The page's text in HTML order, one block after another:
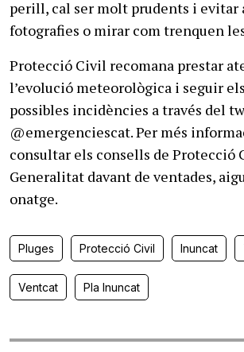
perill, cal ser molt prudents i evitar
fotografies o mirar com trenquen
Protecció Civil recomana prestar
l’evolució meteorològica i seguir
possibles incidències a través del
@emergenciescat. Per més
consultar els consells de Protecció
Generalitat davant de ventades,
onatge.
Pluges Protecció Civil Inuncat
Ventcat Pla Inuncat